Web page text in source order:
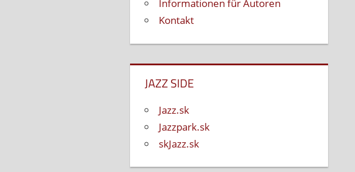
Informationen für Autoren
Kontakt
JAZZ SIDE
Jazz.sk
Jazzpark.sk
skJazz.sk